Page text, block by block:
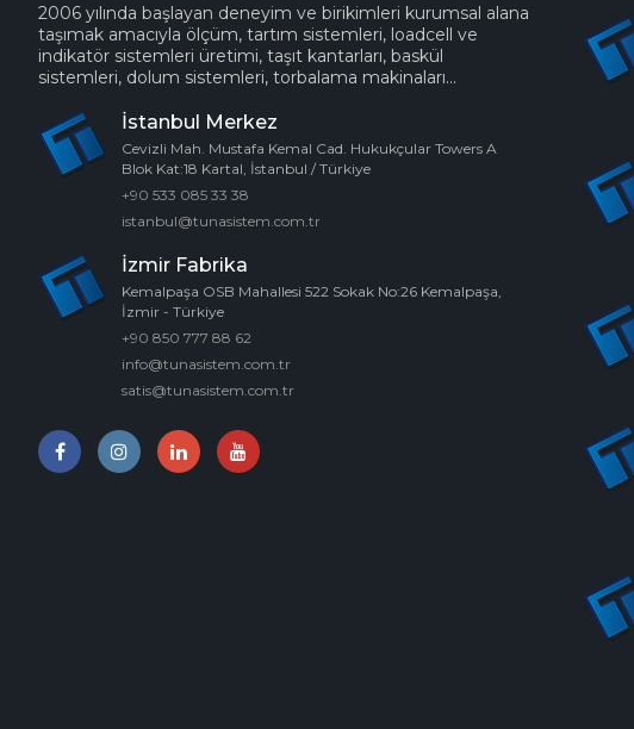
2006 yılında başlayan deneyim ve birikimleri kurumsal alana
taşımak amacıyla ölçüm, tartım sistemleri, loadcell ve
indikatör sistemleri üretimi, taşıt kantarları, baskül
sistemleri, dolum sistemleri, torbalama makinaları...
İstanbul Merkez
Cevizli Mah. Mustafa Kemal Cad. Hukukçular Towers A
Blok Kat:18 Kartal, İstanbul / Türkiye
+90 533 085 33 38
istanbul@tunasistem.com.tr
İzmir Fabrika
Kemalpaşa OSB Mahallesi 522 Sokak No:26 Kemalpaşa,
İzmir - Türkiye
+90 850 777 88 62
info@tunasistem.com.tr
satis@tunasistem.com.tr